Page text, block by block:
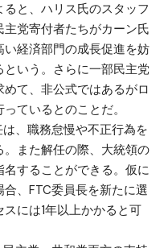
と、ハリス氏のスタッフ
党寄付者たちがカーン氏
経済部門の成長促進を妨
いう。さらに一部民主党
て、非公式ではあるがロ
ているとのことだ。
、職務怠慢や不正行為を
また解任の際、大統領の
することができる。仮に
、FTC委員長を新たに選
には1年以上かかると可